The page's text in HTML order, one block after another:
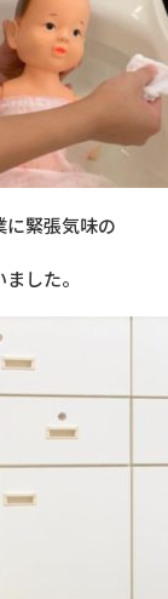
に緊張気味の
した。